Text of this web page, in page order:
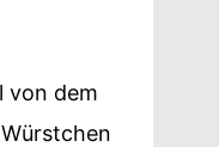
von dem